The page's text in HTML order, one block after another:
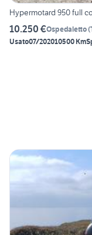
Hypermotard 950 full
10.250 €Ospedaletto(
Usato07/202010500 Km